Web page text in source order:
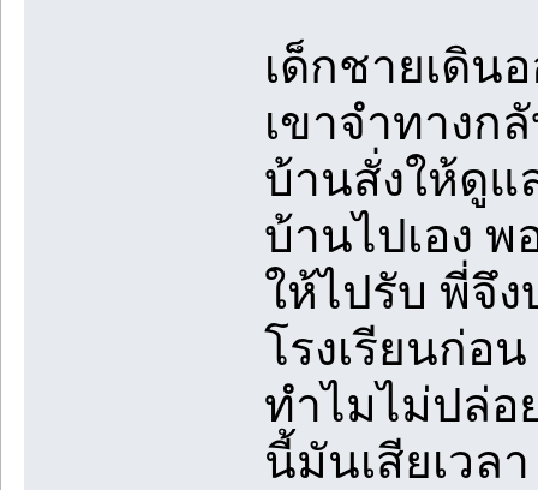
เด็กชายเดิน
เขาจำทางก
บ้านสั่งให้ดูแ
บ้านไปเอง
ให้ไปรับ พี่จึ
โรงเรียนก่อ
ทำไมไม่ปล่อ
นี้มันเสียเวล